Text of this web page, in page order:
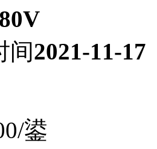
间2021-11-17
/鍙